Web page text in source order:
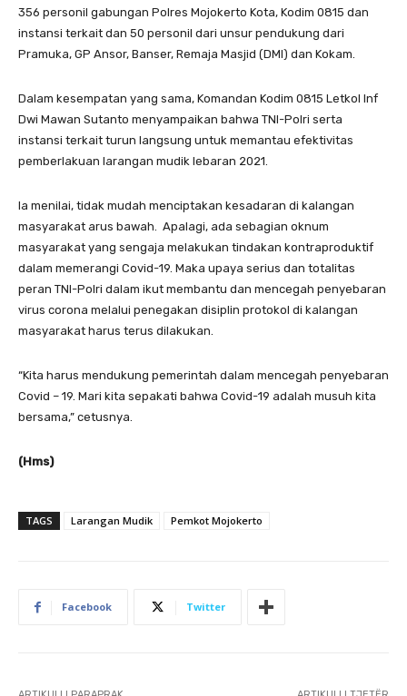
356 personil gabungan Polres Mojokerto Kota, Kodim 0815 dan
instansi terkait dan 50 personil dari unsur pendukung dari
Pramuka, GP Ansor, Banser, Remaja Masjid (DMI) dan Kokam.
Dalam kesempatan yang sama, Komandan Kodim 0815 Letkol Inf
Dwi Mawan Sutanto menyampaikan bahwa TNI-Polri serta
instansi terkait turun langsung untuk memantau efektivitas
pemberlakuan larangan mudik lebaran 2021.
Ia menilai, tidak mudah menciptakan kesadaran di kalangan
masyarakat arus bawah. Apalagi, ada sebagian oknum
masyarakat yang sengaja melakukan tindakan kontraproduktif
dalam memerangi Covid-19. Maka upaya serius dan totalitas
peran TNI-Polri dalam ikut membantu dan mencegah penyebaran
virus corona melalui penegakan disiplin protokol di kalangan
masyarakat harus terus dilakukan.
“Kita harus mendukung pemerintah dalam mencegah penyebaran
Covid – 19. Mari kita sepakati bahwa Covid-19 adalah musuh kita
bersama,” cetusnya.
(Hms)
TAGS Larangan Mudik Pemkot Mojokerto
Facebook Twitter